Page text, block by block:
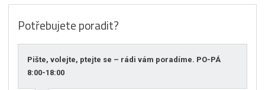
Potřebujete poradit?
Pište, volejte, ptejte se – rádi vám poradíme. PO-PÁ
8:00-18:00